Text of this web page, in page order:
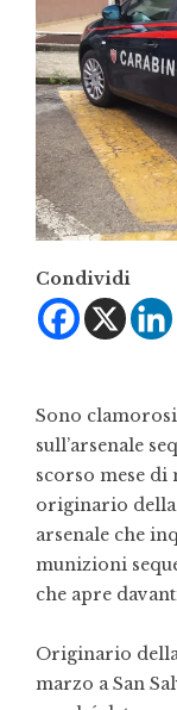
Condividi
Sono
sull’arsenale
scorso mese di
originario della
arsenale che
munizioni
che apre
Originario
marzo a San